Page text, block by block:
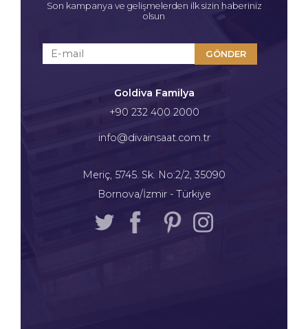
Son kampanya ve gelişmelerden ilk sizin haberiniz
olsun
GÖNDER
Goldiva Familya
+90 232 400 2000
info@divainsaat.com.tr
Meriç, 5745. Sk. No:2/2, 35090
Bornova/İzmir - Türkiye